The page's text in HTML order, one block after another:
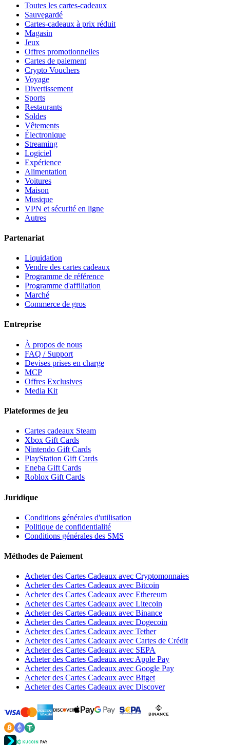
Toutes les cartes-cadeaux
Sauvegardé
Cartes-cadeaux à prix réduit
Magasin
Jeux
Offres promotionnelles
Cartes de paiement
Crypto Vouchers
Voyage
Divertissement
Sports
Restaurants
Soldes
Vêtements
Électronique
Streaming
Logiciel
Expérience
Alimentation
Voitures
Maison
Musique
VPN et sécurité en ligne
Autres
Partenariat
Liquidation
Vendre des cartes cadeaux
Programme de référence
Programme d'affiliation
Marché
Commerce de gros
Entreprise
À propos de nous
FAQ / Support
Devises prises en charge
MCP
Offres Exclusives
Media Kit
Plateformes de jeu
Cartes cadeaux Steam
Xbox Gift Cards
Nintendo Gift Cards
PlayStation Gift Cards
Eneba Gift Cards
Roblox Gift Cards
Juridique
Conditions générales d'utilisation
Politique de confidentialité
Conditions générales des SMS
Méthodes de Paiement
Acheter des Cartes Cadeaux avec Cryptomonnaies
Acheter des Cartes Cadeaux avec Bitcoin
Acheter des Cartes Cadeaux avec Ethereum
Acheter des Cartes Cadeaux avec Litecoin
Acheter des Cartes Cadeaux avec Binance
Acheter des Cartes Cadeaux avec Dogecoin
Acheter des Cartes Cadeaux avec Tether
Acheter des Cartes Cadeaux avec Cartes de Crédit
Acheter des Cartes Cadeaux avec SEPA
Acheter des Cartes Cadeaux avec Apple Pay
Acheter des Cartes Cadeaux avec Google Pay
Acheter des Cartes Cadeaux avec Bitget
Acheter des Cartes Cadeaux avec Discover